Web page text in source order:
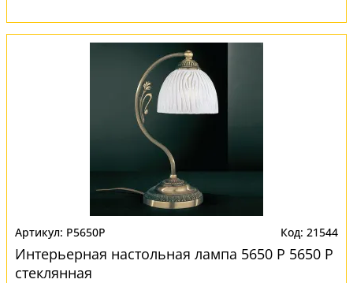
P5650P 21544
Интерьерная настольная лампа 5650 P 5650 P
стеклянная